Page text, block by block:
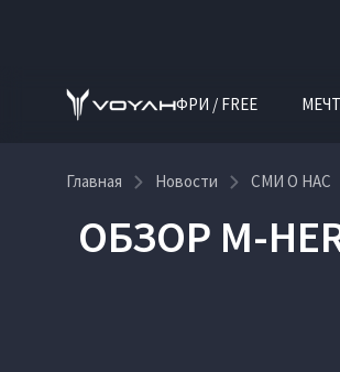
ФРИ / FREE
Главная Новости СМИ О НАС
ОБЗОР M-